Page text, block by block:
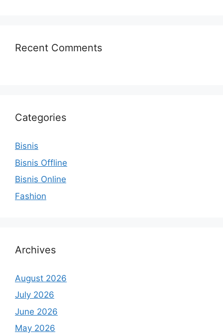
Recent Comments
Categories
Bisnis
Bisnis Offline
Bisnis Online
Fashion
Archives
August 2026
July 2026
June 2026
May 2026